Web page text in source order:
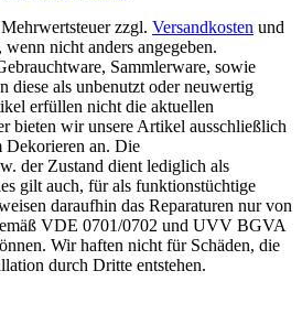
zzgl. Versandkosten und
nicht anders angegeben.
Sammlerware, sowie
diese als unbenutzt oder neuwertig
erfüllen nicht die aktuellen
bieten wir unsere Artikel ausschließlich
Dekorieren an. Die
der Zustand dient lediglich als
gilt auch, für als funktionstüchtige
daraufhin das Reparaturen nur von
VDE 0701/0702 und UVV BGVA
Wir haften nicht für Schäden, die
durch Dritte entstehen.